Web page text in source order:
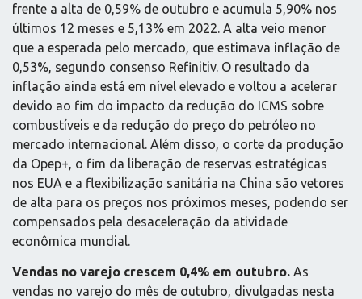
frente a alta de 0,59% de outubro e acumula 5,90% nos
últimos 12 meses e 5,13% em 2022. A alta veio menor
que a esperada pelo mercado, que estimava inflação de
0,53%, segundo consenso Refinitiv. O resultado da
inflação ainda está em nível elevado e voltou a acelerar
devido ao fim do impacto da redução do ICMS sobre
combustíveis e da redução do preço do petróleo no
mercado internacional. Além disso, o corte da produção
da Opep+, o fim da liberação de reservas estratégicas
nos EUA e a flexibilização sanitária na China são vetores
de alta para os preços nos próximos meses, podendo ser
compensados pela desaceleração da atividade
econômica mundial.
Vendas no varejo crescem 0,4% em outubro. As
vendas no varejo do mês de outubro, divulgadas nesta